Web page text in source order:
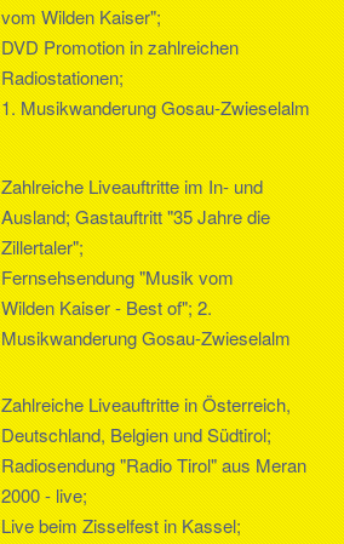
vom Wilden Kaiser";
DVD Promotion in zahlreichen
Radiostationen;
1. Musikwanderung Gosau-Zwieselalm
Zahlreiche Liveauftritte im In- und
Ausland; Gastauftritt "35 Jahre die
Zillertaler";
Fernsehsendung "Musik vom
Wilden Kaiser - Best of"; 2.
Musikwanderung Gosau-Zwieselalm
Zahlreiche Liveauftritte in Österreich,
Deutschland, Belgien und Südtirol;
Radiosendung "Radio Tirol" aus Meran
2000 - live;
Live beim Zisselfest in Kassel;